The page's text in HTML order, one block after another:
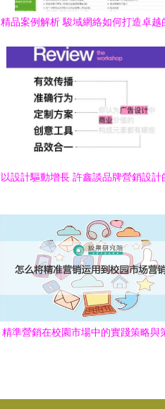
精品案例解析 駿域網絡如何打造卓越
以設計驅動增長 許鑫談品牌營銷設計
精準營銷在校園市場中的實踐策略與